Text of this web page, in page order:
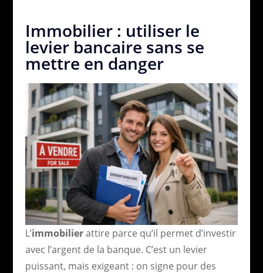
Immobilier : utiliser le
levier bancaire sans se
mettre en danger
L’immobilierattire parce qu’il permet d’investir
avec l’argent de la banque. C’est un levier
puissant, mais exigeant : on signe pour des